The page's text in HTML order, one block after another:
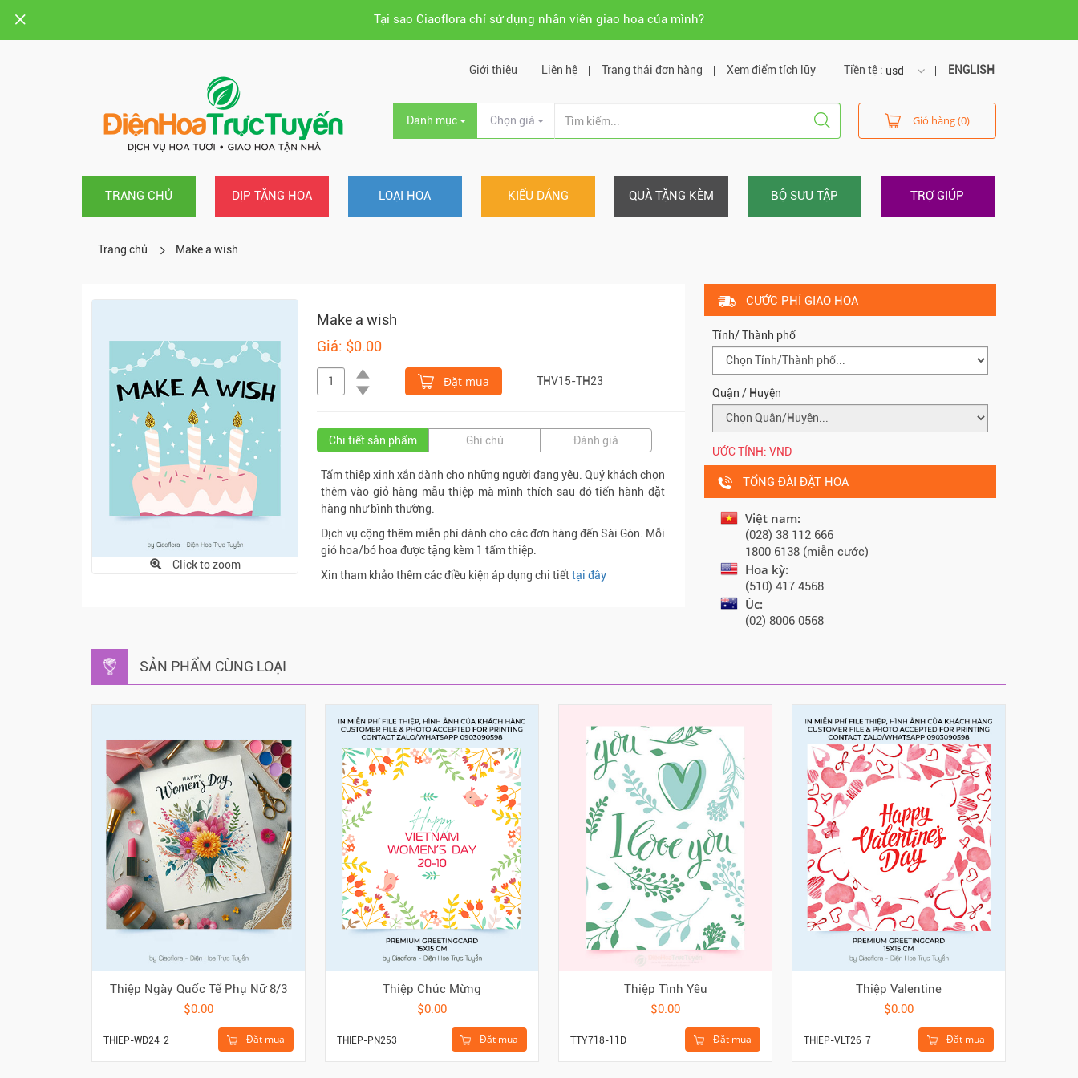
Tại sao Ciaoflora chỉ sử dụng nhân viên giao hoa của mình?
Tiền tệ : usd
usd
vnd
ENGLISH
Giới thiệu Liên hệ Trạng thái đơn hàng Xem điểm tích lũy
Danh mục Chọn giá Giỏ hàng (0)
TRANG CHỦ DỊP TẶNG HOA LOẠI HOA KIỂU DÁNG QUÀ TẶNG KÈM BỘ SƯU TẬP TRỢ GIÚP
Trang chủ Make a wish
Click to zoom
Make a wish
Giá: $0.00
Đặt mua THV15-TH23
Chi tiết sản phẩm Ghi chú Đánh giá
Tấm thiệp xinh xắn dành cho những người đang yêu. Quý khách chọn
thêm vào giỏ hàng mẫu thiệp mà mình thích sau đó tiến hành đặt
hàng như bình thường.
Dịch vụ cộng thêm miễn phí dành cho các đơn hàng đến Sài Gòn. Mỗi
giỏ hoa/bó hoa được tặng kèm 1 tấm thiệp.
Xin tham khảo thêm các điều kiện áp dụng chi tiếttại đây
CƯỚC PHÍ GIAO HOA
Tỉnh/ Thành phố
Quận / Huyện
ƯỚC TÍNH: VND
TỔNG ĐÀI ĐẶT HOA
Việt nam:
(028) 38 112 666
1800 6138 (miễn cước)
Hoa kỳ:
(510) 417 4568
Úc:
(02) 8006 0568
SẢN PHẨM CÙNG LOẠI
Thiệp Ngày Quốc Tế Phụ Nữ 8/3
$0.00
Đặt mua
THIEP-WD24_2
Thiệp Chúc Mừng
$0.00
Đặt mua
THIEP-PN253
Thiệp Tình Yêu
$0.00
Đặt mua
TTY718-11D
Thiệp Valentine
$0.00
Đặt mua
THIEP-VLT26_7